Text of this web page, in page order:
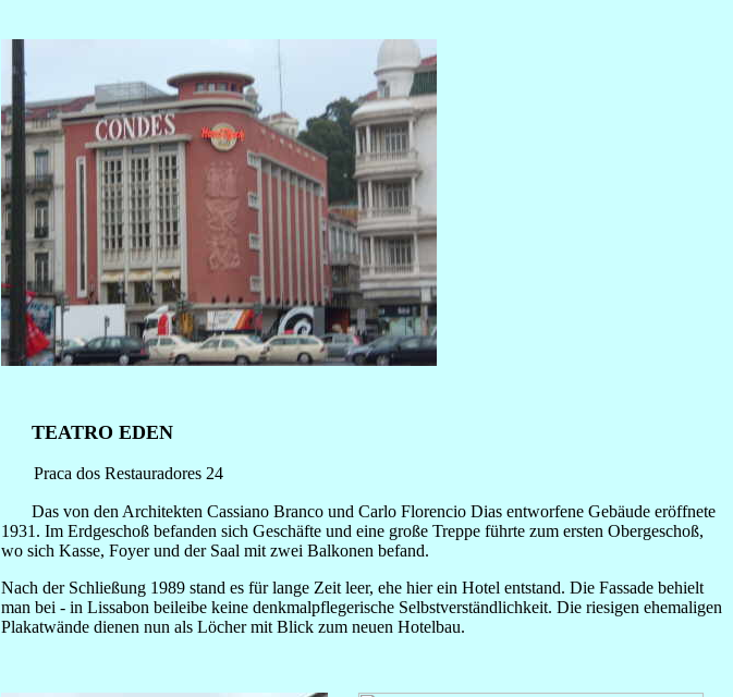
TEATRO EDEN
Praca dos Restauradores 24
Das von den Architekten Cassiano Branco und Carlo Florencio Dias entworfene Gebäude eröffnete
1931. Im Erdgeschoß befanden sich Geschäfte und eine große Treppe führte zum ersten Obergeschoß,
wo sich Kasse, Foyer und der Saal mit zwei Balkonen befand.
Nach der Schließung 1989 stand es für lange Zeit leer, ehe hier ein Hotel entstand. Die Fassade behielt
man bei - in Lissabon beileibe keine denkmalpflegerische Selbstverständlichkeit. Die riesigen ehemaligen
Plakatwände dienen nun als Löcher mit Blick zum neuen Hotelbau.